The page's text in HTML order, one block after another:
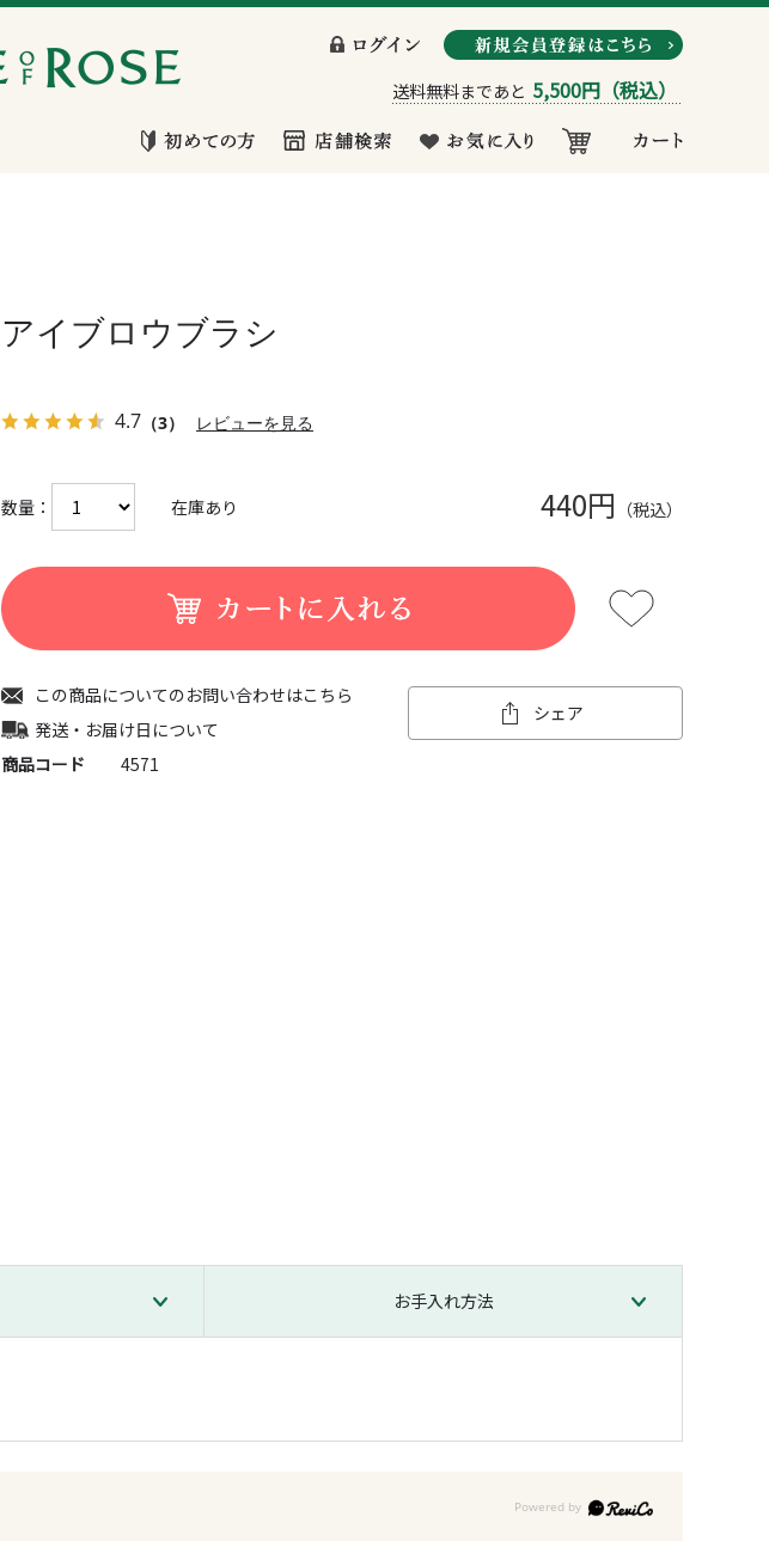
送料無料まであと 5,500円 （税込）
この商品についてのお問い合わせはこちら
発送・お届け日について
シェア
アイブロウブラシ
4.7 （3） レビューを見る
数量： 在庫あり 440円 （税込）
商品コード 4571
お手入れ方法